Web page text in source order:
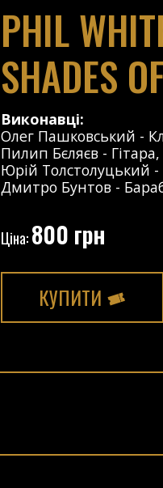
PHIL
SHADES
Виконавці:
Олег Пашковський -
Пилип Бєляєв - Гітара,
Юрій Толстолуцький -
Дмитро Бунтов -
Ціна:800 грн
КУПИТИ